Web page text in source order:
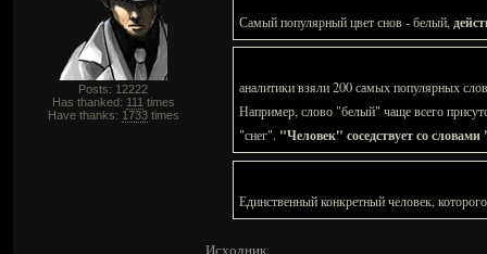
Posts: 12222
Has thanked: 111 times
Have thanks: 1733times
Самый популярный цвет снов - белый,
аналитики взяли 200 самых популярных
Например, слово "белый" чаще всего
"снег". "Человек" соседствует со
Единственный конкретный человек,
Исходник